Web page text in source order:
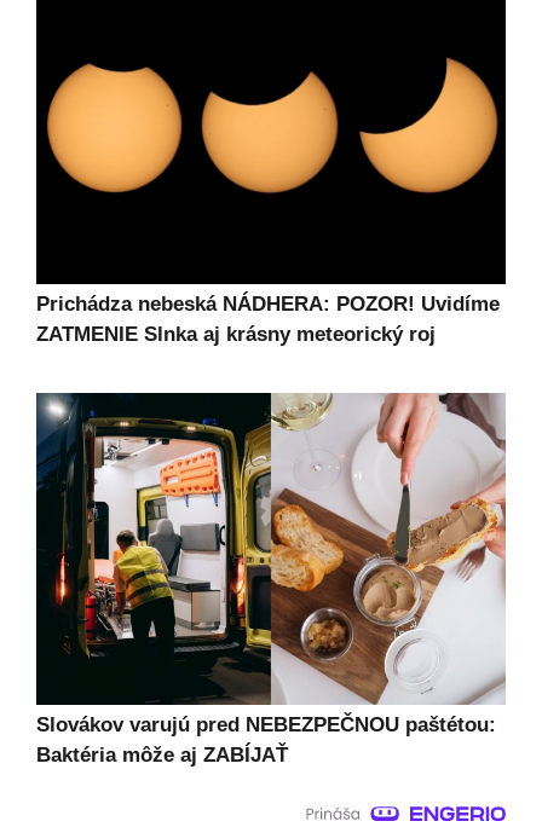
Prichádza nebeská NÁDHERA: POZOR! Uvidíme
ZATMENIE Slnka aj krásny meteorický roj
Slovákov varujú pred NEBEZPEČNOU paštétou:
Baktéria môže aj ZABÍJAŤ